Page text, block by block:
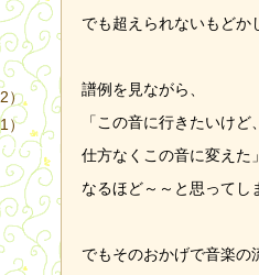
でも超えられないもどか
譜例を見ながら、
「この音に行きたいけ
仕方なくこの音に変えた
なるほど～～と思ってし
でもそのおかげで音楽の
）
）